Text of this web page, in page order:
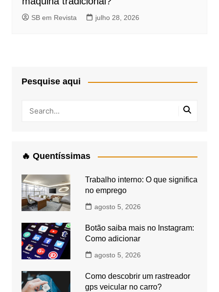
SB em Revista julho 28, 2026
Pesquise aqui
🔥 Quentíssimas
Trabalho interno: O que significa
no emprego
agosto 5, 2026
Botão saiba mais no Instagram:
Como adicionar
agosto 5, 2026
Como descobrir um rastreador
gps veicular no carro?